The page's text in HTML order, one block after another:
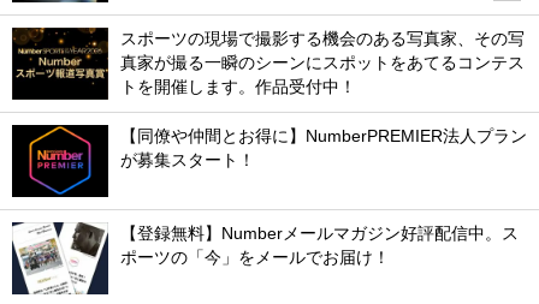
スポーツの現場で撮影する機会のある写真家、その写
真家が撮る一瞬のシーンにスポットをあてるコンテス
トを開催します。作品受付中！
【同僚や仲間とお得に】NumberPREMIER法人プラン
が募集スタート！
【登録無料】Numberメールマガジン好評配信中。ス
ポーツの「今」をメールでお届け！